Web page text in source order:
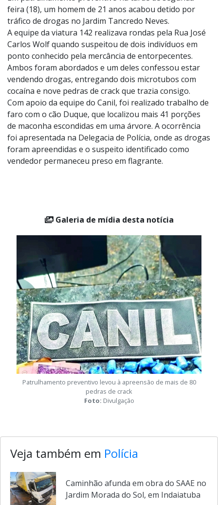
Em patrulhamento preventivo na tarde de segunda-
feira (18), um homem de 21 anos acabou detido por
tráfico de drogas no Jardim Tancredo Neves.
A equipe da viatura 142 realizava rondas pela Rua José
Carlos Wolf quando suspeitou de dois indivíduos em
ponto conhecido pela mercância de entorpecentes.
Ambos foram abordados e um deles confessou estar
vendendo drogas, entregando dois microtubos com
cocaína e nove pedras de crack que trazia consigo.
Com apoio da equipe do Canil, foi realizado trabalho de
faro com o cão Duque, que localizou mais 41 porções
de maconha escondidas em uma árvore. A ocorrência
foi apresentada na Delegacia de Polícia, onde as drogas
foram apreendidas e o suspeito identificado como
vendedor permaneceu preso em flagrante.
Patrulhamento preventivo levou à apreensão de mais de 80
pedras de crack
Veja também em Polícia
Caminhão afunda em obra do SAAE no